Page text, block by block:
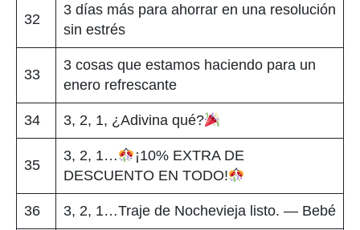
32
3 días más para ahorrar en una resolución
sin estrés
33
3 cosas que estamos haciendo para un
enero refrescante
34 3, 2, 1, ¿Adivina qué?
35
3, 2, 1…
¡10% EXTRA DE
DESCUENTO EN TODO!
36 3, 2, 1…Traje de Nochevieja listo. — Bebé